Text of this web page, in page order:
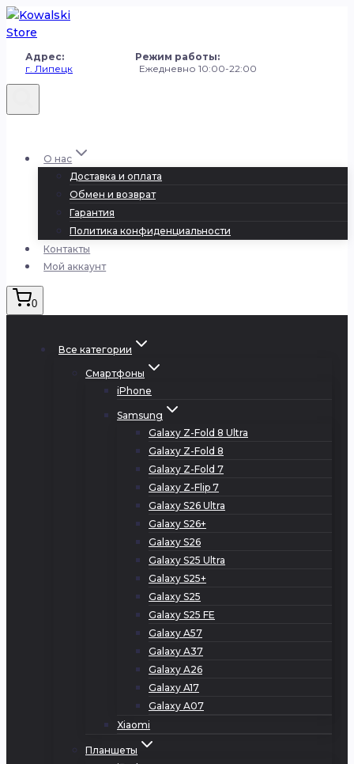
Перейти
к
Адрес: Режим работы:
г. Липецк Ежедневно 10:00-22:00
О нас
Доставка и оплата
Обмен и возврат
Гарантия
Политика конфиденциальности
Контакты
Мой аккаунт
0
Все категории
Смартфоны
iPhone
Samsung
Galaxy Z-Fold 8 Ultra
Galaxy Z-Fold 8
Galaxy Z-Fold 7
Galaxy Z-Flip 7
Galaxy S26 Ultra
Galaxy S26+
Galaxy S26
Galaxy S25 Ultra
Galaxy S25+
Galaxy S25
Galaxy S25 FE
Galaxy A57
Galaxy A37
Galaxy A26
Galaxy A17
Galaxy A07
Xiaomi
Планшеты